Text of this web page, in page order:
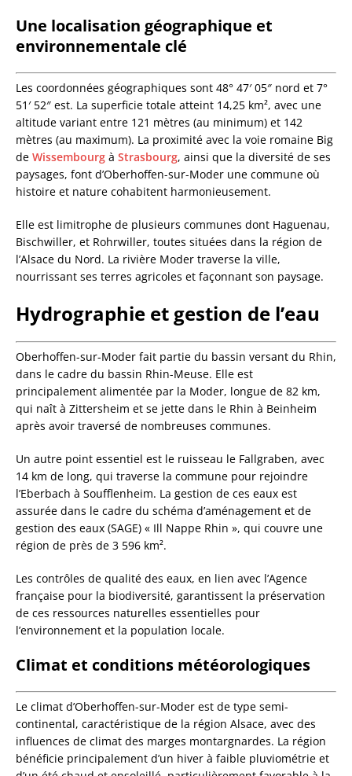
Une localisation géographique et
environnementale clé
Les coordonnées géographiques sont 48° 47′ 05″ nord et 7°
51′ 52″ est. La superficie totale atteint 14,25 km², avec une
altitude variant entre 121 mètres (au minimum) et 142
mètres (au maximum). La proximité avec la voie romaine Big
de Wissembourg à Strasbourg, ainsi que la diversité de ses
paysages, font d’Oberhoffen-sur-Moder une commune où
histoire et nature cohabitent harmonieusement.
Elle est limitrophe de plusieurs communes dont Haguenau,
Bischwiller, et Rohrwiller, toutes situées dans la région de
l’Alsace du Nord. La rivière Moder traverse la ville,
nourrissant ses terres agricoles et façonnant son paysage.
Hydrographie et gestion de l’eau
Oberhoffen-sur-Moder fait partie du bassin versant du Rhin,
dans le cadre du bassin Rhin-Meuse. Elle est
principalement alimentée par la Moder, longue de 82 km,
qui naît à Zittersheim et se jette dans le Rhin à Beinheim
après avoir traversé de nombreuses communes.
Un autre point essentiel est le ruisseau le Fallgraben, avec
14 km de long, qui traverse la commune pour rejoindre
l’Eberbach à Soufflenheim. La gestion de ces eaux est
assurée dans le cadre du schéma d’aménagement et de
gestion des eaux (SAGE) « Ill Nappe Rhin », qui couvre une
région de près de 3 596 km².
Les contrôles de qualité des eaux, en lien avec l’Agence
française pour la biodiversité, garantissent la préservation
de ces ressources naturelles essentielles pour
l’environnement et la population locale.
Climat et conditions météorologiques
Le climat d’Oberhoffen-sur-Moder est de type semi-
continental, caractéristique de la région Alsace, avec des
influences de climat des marges montargnardes. La région
bénéficie principalement d’un hiver à faible pluviométrie et